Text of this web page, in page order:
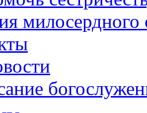
милосердного